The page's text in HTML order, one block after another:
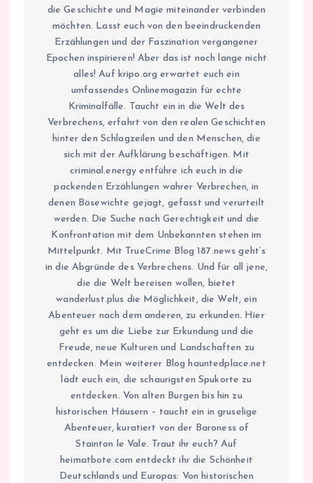
die Geschichte und Magie miteinander verbinden
möchten. Lasst euch von den beeindruckenden
Erzählungen und der Faszination vergangener
Epochen inspirieren! Aber das ist noch lange nicht
alles! Auf kripo.org erwartet euch ein
umfassendes Onlinemagazin für echte
Kriminalfälle. Taucht ein in die Welt des
Verbrechens, erfahrt von den realen Geschichten
hinter den Schlagzeilen und den Menschen, die
sich mit der Aufklärung beschäftigen. Mit
criminal.energy entführe ich euch in die
packenden Erzählungen wahrer Verbrechen, in
denen Bösewichte gejagt, gefasst und verurteilt
werden. Die Suche nach Gerechtigkeit und die
Konfrontation mit dem Unbekannten stehen im
Mittelpunkt. Mit TrueCrime Blog 187.news geht’s
in die Abgründe des Verbrechens. Und für all jene,
die die Welt bereisen wollen, bietet
wanderlust.plus die Möglichkeit, die Welt, ein
Abenteuer nach dem anderen, zu erkunden. Hier
geht es um die Liebe zur Erkundung und die
Freude, neue Kulturen und Landschaften zu
entdecken. Mein weiterer Blog hauntedplace.net
lädt euch ein, die schaurigsten Spukorte zu
entdecken. Von alten Burgen bis hin zu
historischen Häusern – taucht ein in gruselige
Abenteuer, kuratiert von der Baroness of
Stainton le Vale. Traut ihr euch? Auf
heimatbote.com entdeckt ihr die Schönheit
Deutschlands und Europas: Von historischen